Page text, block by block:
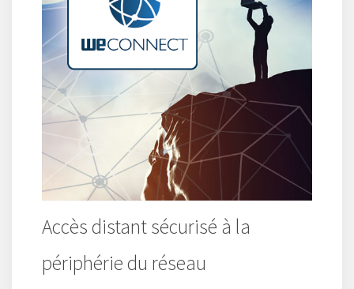
Accès distant sécurisé à la
périphérie du réseau